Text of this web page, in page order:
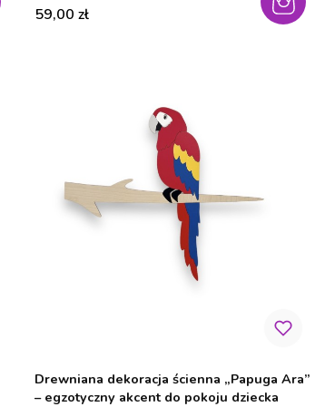
Cena
59,00 zł
Drewniana dekoracja ścienna „Papuga Ara”
– egzotyczny akcent do pokoju dziecka